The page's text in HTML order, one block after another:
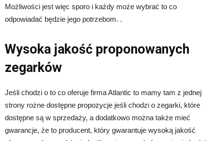
Możliwości jest więc sporo i każdy może wybrać to co
odpowiadać będzie jego potrzebom. .
Wysoka jakość proponowanych
zegarków
Jeśli chodzi o to co oferuje firma Atlantic to mamy tam z jednej
strony rożne dostępne propozycje jeśli chodzi o zegarki, które
dostępne są w sprzedaży, a dodatkowo można także mieć
gwarancje, że to producent, który gwarantuje wysoką jakość